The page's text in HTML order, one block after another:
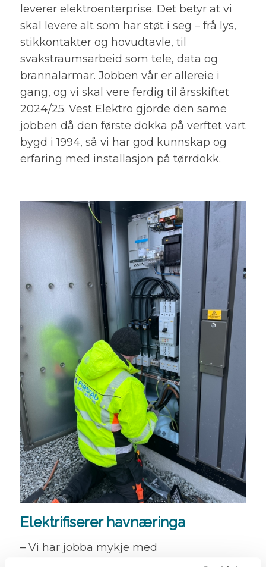
leverer elektroenterprise. Det betyr at vi
skal levere alt som har støt i seg – frå lys,
stikkontakter og hovudtavle, til
svakstraumsarbeid som tele, data og
brannalarmar. Jobben vår er allereie i
gang, og vi skal vere ferdig til årsskiftet
2024/25. Vest Elektro gjorde den same
jobben då den første dokka på verftet vart
bygd i 1994, så vi har god kunnskap og
erfaring med installasjon på tørrdokk.
Elektrifiserer havnæringa
– Vi har jobba mykje med
oppdrettsanlegg, og lagar blant anna